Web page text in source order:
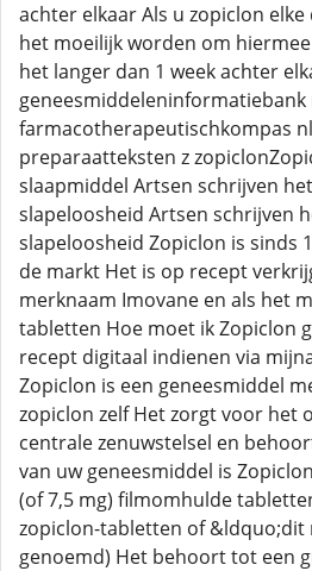
achter elkaar Als u zopiclon
het moeilijk worden om
het langer dan 1 week achter
geneesmiddeleninformatiebank
farmacotherapeutischkompas
preparaatteksten z
slaapmiddel Artsen schrijven
slapeloosheid Artsen schrijven
slapeloosheid Zopiclon is sinds
de markt Het is op recept
merknaam Imovane en als het
tabletten Hoe moet ik Zopiclon
recept digitaal indienen via
Zopiclon is een geneesmiddel
zopiclon zelf Het zorgt voor het
centrale zenuwstelsel en
van uw geneesmiddel is
(of 7,5 mg) filmomhulde
zopiclon-tabletten of
genoemd) Het behoort tot een